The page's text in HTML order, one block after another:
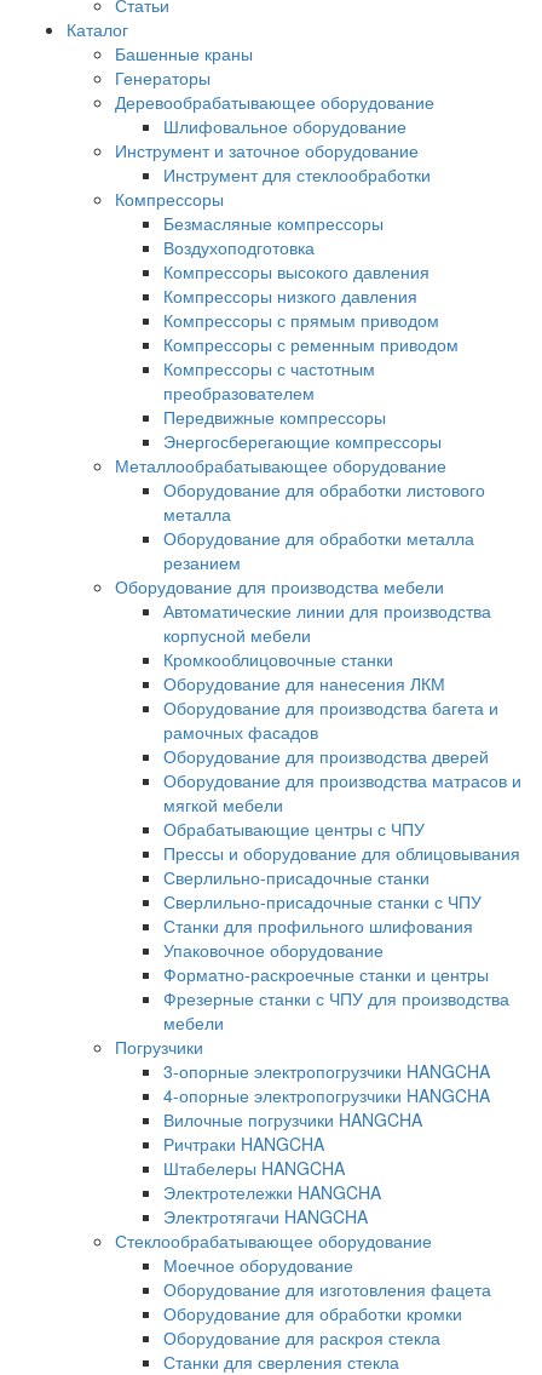
Каталог
Башенные краны
Генераторы
Деревообрабатывающее оборудование
Шлифовальное оборудование
Инструмент и заточное оборудование
Инструмент для стеклообработки
Компрессоры
Безмасляные компрессоры
Воздухоподготовка
Компрессоры высокого давления
Компрессоры низкого давления
Компрессоры с прямым приводом
Компрессоры с ременным приводом
Компрессоры с частотным
преобразователем
Передвижные компрессоры
Энергосберегающие компрессоры
Металлообрабатывающее оборудование
Оборудование для обработки листового
металла
Оборудование для обработки металла
резанием
Оборудование для производства мебели
Автоматические линии для производства
корпусной мебели
Кромкооблицовочные станки
Оборудование для нанесения ЛКМ
Оборудование для производства багета и
рамочных фасадов
Оборудование для производства дверей
Оборудование для производства матрасов и
мягкой мебели
Обрабатывающие центры с ЧПУ
Прессы и оборудование для облицовывания
Сверлильно-присадочные станки
Сверлильно-присадочные станки с ЧПУ
Станки для профильного шлифования
Упаковочное оборудование
Форматно-раскроечные станки и центры
Фрезерные станки с ЧПУ для производства
мебели
Погрузчики
3-опорные электропогрузчики HANGCHA
4-опорные электропогрузчики HANGCHA
Вилочные погрузчики HANGCHA
Ричтраки HANGCHA
Штабелеры HANGCHA
Электротележки HANGCHA
Электротягачи HANGCHA
Стеклообрабатывающее оборудование
Моечное оборудование
Оборудование для изготовления фацета
Оборудование для обработки кромки
Оборудование для раскроя стекла
Станки для сверления стекла